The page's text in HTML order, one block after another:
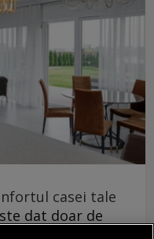
casei tale
dat doar de